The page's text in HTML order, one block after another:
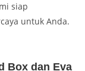
siap
untuk Anda.
Box dan Eva